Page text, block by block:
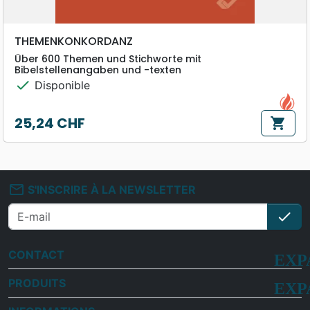
THEMENKONKORDANZ
Über 600 Themen und Stichworte mit
Bibelstellenangaben und -texten
check Disponible
Prix
25,24 CHF shopping_cart
mail_outline S'INSCRIRE À LA NEWSLETTER
check
CONTACT
PRODUITS